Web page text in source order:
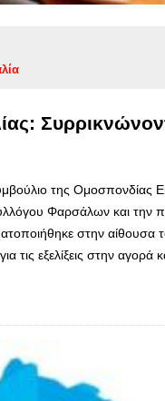
της Ομοσπονδίας
Φαρσάλων και την
στην
τις εξελίξεις στην